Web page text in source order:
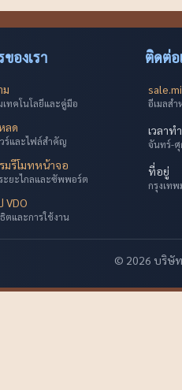
องเรา
ทคโนโลยีและคู่มือ
ลด
ร์และไฟล์สำคัญ
มรีโมทหน้าจอ
ะยะไกลและซัพพอร์ต
VDO
ตและการใช้งาน
ติดต่อ
อีเมลส
เวลาท
จันทร์-ศุ
ที่อยู่
กรุงเท
© 2026 บริษัท